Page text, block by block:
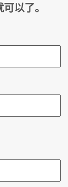
以了。